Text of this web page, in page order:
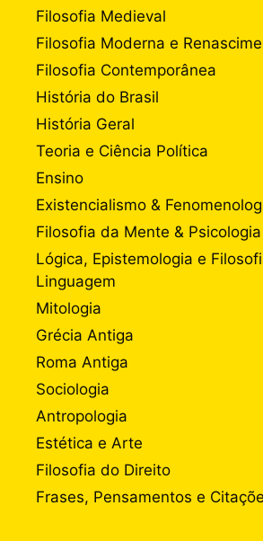
Filosofia Medieval
Filosofia Moderna e
Filosofia Contemporânea
História do Brasil
História Geral
Teoria e Ciência Política
Ensino
Existencialismo &
Filosofia da Mente & Psicologia
Lógica, Epistemologia e
Linguagem
Mitologia
Grécia Antiga
Roma Antiga
Sociologia
Antropologia
Estética e Arte
Filosofia do Direito
Frases, Pensamentos e